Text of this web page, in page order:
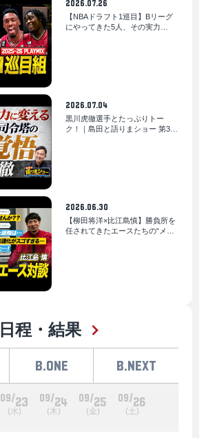
2026.07.26
【NBAドラフト1巡目】Bリーグ
にやってきた5人、その実力
2026.07.04
黒川虎徹選手とたっぷりトー
ク！｜島田と語りまショー 第35
2026.06.30
【柳田将洋×比江島慎】勝負所を
任されてきたエースたちの“メン
日程・結果
B.ONE B.NEXT
09/23
(水)
09/24
(木)
09/25
(金)
09/26
(土)